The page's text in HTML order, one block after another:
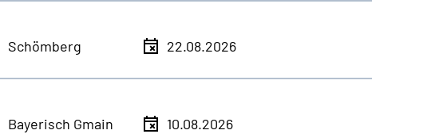
Schömberg 22.08.2026
Bayerisch Gmain 10.08.2026